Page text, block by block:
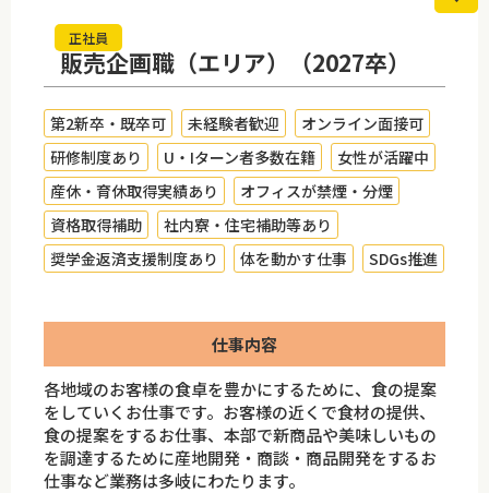
正社員
販売企画職（エリア）（2027卒）
第2新卒・既卒可 未経験者歓迎
オンライン面接可
研修制度あり
U・Iターン者多数在籍
女性が活躍中
産休・育休取得実績あり
オフィスが禁煙・分煙
資格取得補助
社内寮・住宅補助等あり
奨学金返済支援制度あり
体を動かす仕事 SDGs推進
仕事内容
各地域のお客様の食卓を豊かにするために、食の提案
をしていくお仕事です。お客様の近くで食材の提供、
食の提案をするお仕事、本部で新商品や美味しいもの
を調達するために産地開発・商談・商品開発をするお
仕事など業務は多岐にわたります。